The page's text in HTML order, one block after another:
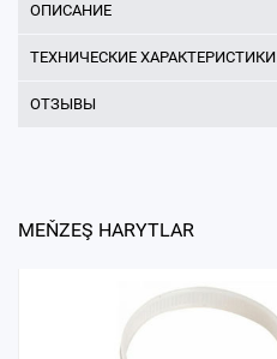
ОПИСАНИЕ
ТЕХНИЧЕСКИЕ ХАРАКТЕРИСТИКИ
ОТЗЫВЫ
MEŇZEŞ HARYTLAR